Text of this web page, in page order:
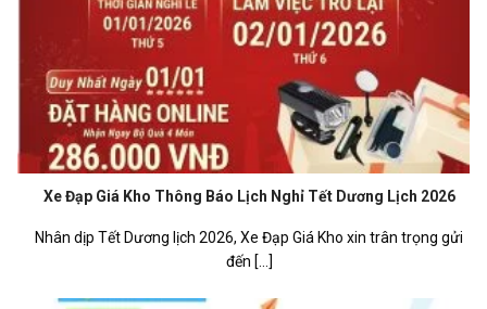
Xe Đạp Giá Kho Thông Báo Lịch Nghỉ Tết Dương Lịch 2026
Nhân dịp Tết Dương lịch 2026, Xe Đạp Giá Kho xin trân trọng gửi
đến [...]